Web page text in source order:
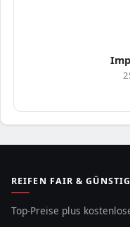
REIFEN FAIR & GÜNSTIG
Top-Preise plus